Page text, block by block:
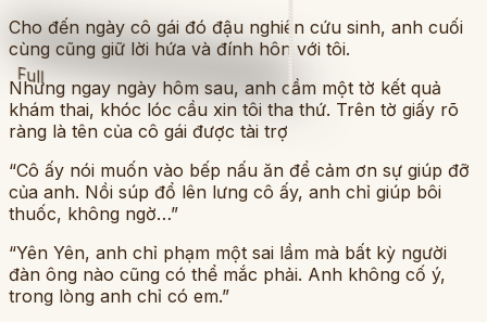
Full
Cho đến ngày cô gái đó đậu nghiên cứu sinh, anh cuối
cùng cũng giữ lời hứa và đính hôn với tôi.
Nhưng ngay ngày hôm sau, anh cầm một tờ kết quả
khám thai, khóc lóc cầu xin tôi tha thứ. Trên tờ giấy rõ
ràng là tên của cô gái được tài trợ
“Cô ấy nói muốn vào bếp nấu ăn để cảm ơn sự giúp đỡ
của anh. Nồi súp đổ lên lưng cô ấy, anh chỉ giúp bôi
thuốc, không ngờ…”
“Yên Yên, anh chỉ phạm một sai lầm mà bất kỳ người
đàn ông nào cũng có thể mắc phải. Anh không cố ý,
trong lòng anh chỉ có em.”